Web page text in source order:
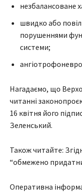
незбалансоване
швидко або
порушеннями
системи;
Нагадаємо, що
читанні
16 квітня його
Зеленський.
Також читайте:
“обмежено
Оперативна